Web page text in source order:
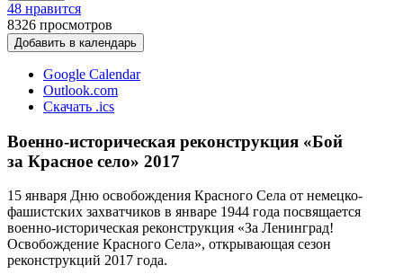
48 нравится
8326 просмотров
Добавить в календарь
Google Calendar
Outlook.com
Скачать .ics
Военно-историческая реконструкция «Бой
за Красное село» 2017
15 января Дню освобождения Красного Села от немецко-
фашистских захватчиков в январе 1944 года посвящается
военно-историческая реконструкция «За Ленинград!
Освобождение Красного Села», открывающая сезон
реконструкций 2017 года.